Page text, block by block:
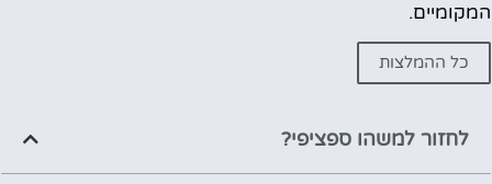
המקומיים.
כל ההמלצות
לחזור למשהו ספציפי?